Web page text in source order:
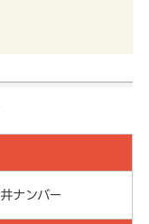
ナンバー